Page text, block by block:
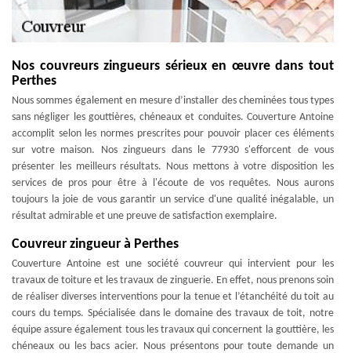
Nos couvreurs zingueurs sérieux en œuvre dans tout
Perthes
Nous sommes également en mesure d’installer des cheminées tous types
sans négliger les gouttières, chéneaux et conduites. Couverture Antoine
accomplit selon les normes prescrites pour pouvoir placer ces éléments
sur votre maison. Nos zingueurs dans le 77930 s'efforcent de vous
présenter les meilleurs résultats. Nous mettons à votre disposition les
services de pros pour être à l'écoute de vos requêtes. Nous aurons
toujours la joie de vous garantir un service d'une qualité inégalable, un
résultat admirable et une preuve de satisfaction exemplaire.
Couvreur zingueur à Perthes
Couverture Antoine est une société couvreur qui intervient pour les
travaux de toiture et les travaux de zinguerie. En effet, nous prenons soin
de réaliser diverses interventions pour la tenue et l’étanchéité du toit au
cours du temps. Spécialisée dans le domaine des travaux de toit, notre
équipe assure également tous les travaux qui concernent la gouttière, les
chéneaux ou les bacs acier. Nous présentons pour toute demande un